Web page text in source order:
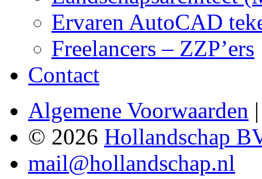
Ervaren AutoCAD
Freelancers – ZZP’ers
Contact
Algemene Voorwaarden
© 2026 Hollandschap
mail@hollandschap.nl